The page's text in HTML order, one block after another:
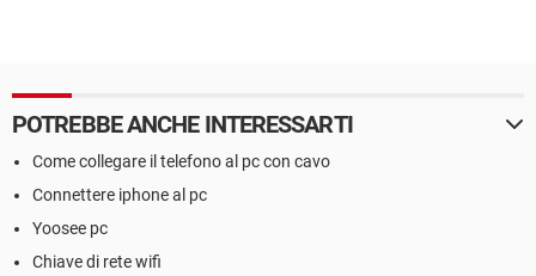
POTREBBE ANCHE INTERESSARTI
Come collegare il telefono al pc con cavo
Connettere iphone al pc
Yoosee pc
Chiave di rete wifi